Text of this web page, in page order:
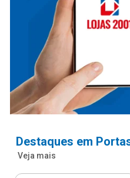
Destaques em
Veja mais